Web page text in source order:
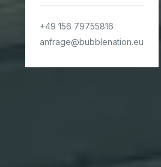
+49 156 79755816
anfrage@bubblenation.eu